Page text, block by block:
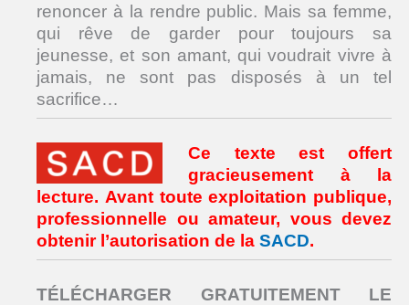
renoncer à la rendre public. Mais sa femme,
qui rêve de garder pour toujours sa
jeunesse, et son amant, qui voudrait vivre à
jamais, ne sont pas disposés à un tel
sacrifice…
Ce texte est offert
gracieusement à la
lecture. Avant toute exploitation publique,
professionnelle ou amateur, vous devez
obtenir l’autorisation de la SACD.
TÉLÉCHARGER GRATUITEMENT LE